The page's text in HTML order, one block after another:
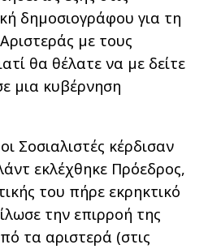
δημοσιογράφου για τη
με τους
θα θέλατε να με δείτε
μια κυβέρνηση
Σοσιαλιστές κέρδισαν
εκλέχθηκε Πρόεδρος,
του πήρε εκρηκτικό
την επιρροή της
τα αριστερά (στις